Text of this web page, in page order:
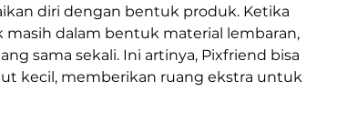
diri dengan bentuk produk. Ketika
dalam bentuk material lembaran,
sama sekali. Ini artinya, Pixfriend bisa
kecil, memberikan ruang ekstra untuk